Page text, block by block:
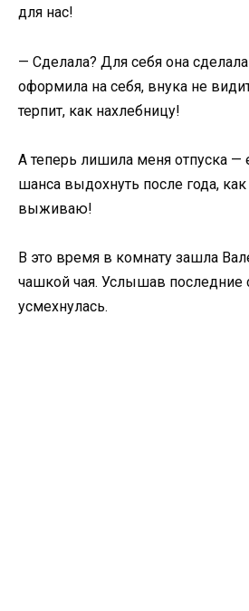
для нас!
— Сделала? Для себя она
оформила на себя, внука не
терпит, как нахлебницу!
А теперь лишила меня отпуска —
шанса выдохнуть после года,
выживаю!
В это время в комнату зашла
чашкой чая. Услышав последние
усмехнулась.